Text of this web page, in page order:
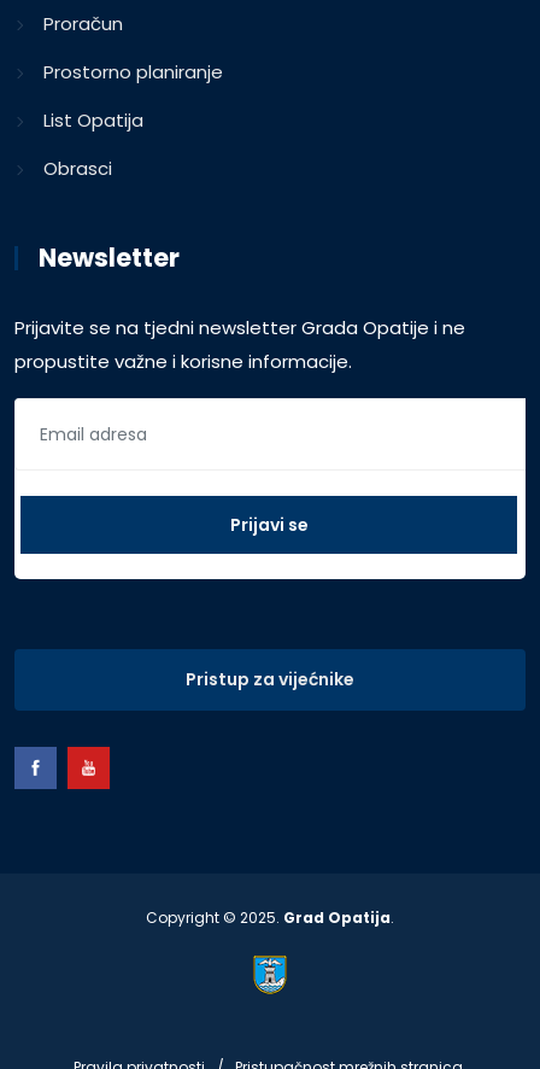
Proračun
Prostorno planiranje
List Opatija
Obrasci
Newsletter
Prijavite se na tjedni newsletter Grada Opatije i ne
propustite važne i korisne informacije.
Pristup za vijećnike
Copyright © 2025. Grad Opatija.